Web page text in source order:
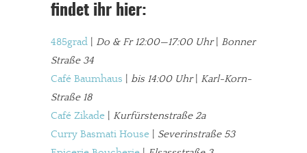
findet ihr hier:
485grad Do & Fr 12:00—17:00 Uhr
Bonner
Straße 34
Café Baumhaus
bis 14:00 Uhr| Karl-Korn-
Straße 18
Café Zikade
Kurfürstenstraße 2a
Curry Basmati House
Severinstraße 53